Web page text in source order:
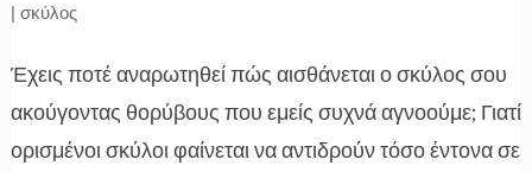
| σκύλος
Έχεις ποτέ αναρωτηθεί πώς αισθάνεται ο σκύλος σου
ακούγοντας θορύβους που εμείς συχνά αγνοούμε; Γιατί
ορισμένοι σκύλοι φαίνεται να αντιδρούν τόσο έντονα σε